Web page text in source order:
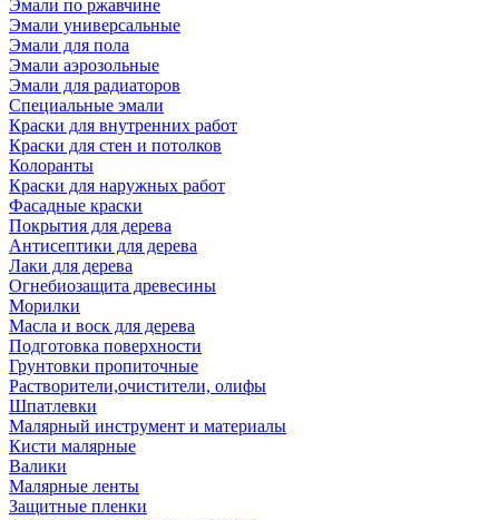
Эмали по ржавчине
Эмали универсальные
Эмали для пола
Эмали аэрозольные
Эмали для радиаторов
Специальные эмали
Краски для внутренних работ
Краски для стен и потолков
Колоранты
Краски для наружных работ
Фасадные краски
Покрытия для дерева
Антисептики для дерева
Лаки для дерева
Огнебиозащита древесины
Морилки
Масла и воск для дерева
Подготовка поверхности
Грунтовки пропиточные
Растворители,очистители, олифы
Шпатлевки
Малярный инструмент и материалы
Кисти малярные
Валики
Малярные ленты
Защитные пленки